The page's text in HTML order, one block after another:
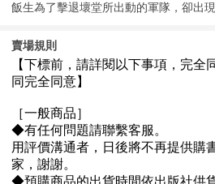
飯生為了擊退壞堂所出動的軍隊，卻出
賣場規則